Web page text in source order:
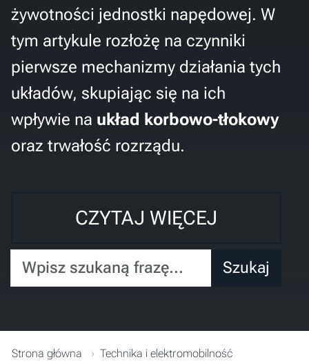
żywotności jednostki napędowej. W
tym artykule rozłożę na czynniki
pierwsze mechanizmy działania tych
układów, skupiając się na ich
wpływie na układ korbowo-tłokowy
oraz trwałość rozrządu.
CZYTAJ WIĘCEJ
Wpisz szukaną frazę... Szukaj
Strona główna
Technika i elektromobilność